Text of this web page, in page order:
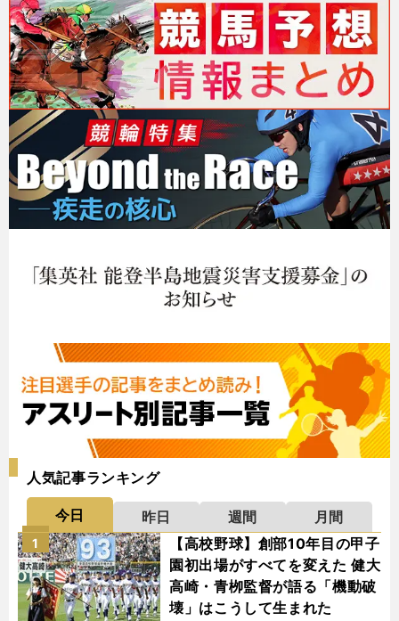
人気記事ランキング
今日 昨日 週間
月間
【高校野球】創部10年目の甲子
園初出場がすべてを変えた 健大
高崎・青栁監督が語る「機動破
壊」はこうして生まれた
1